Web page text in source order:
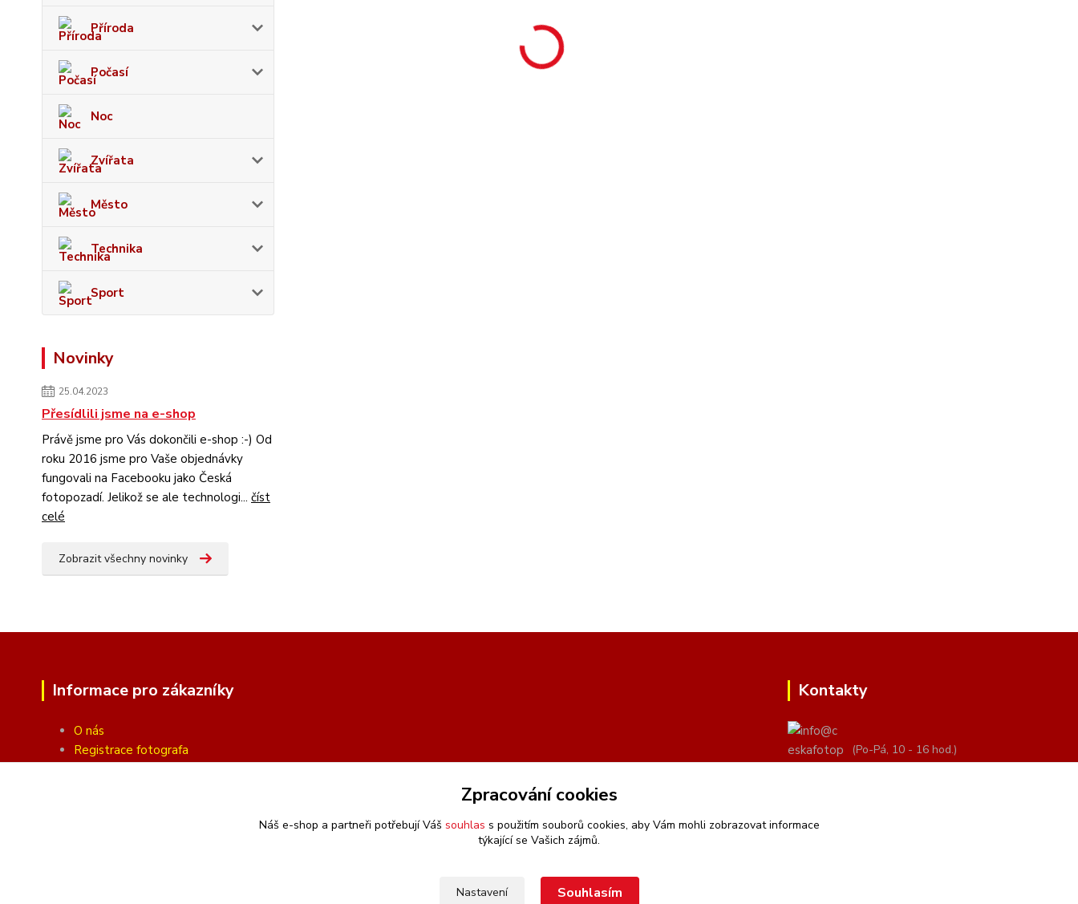
Příroda
Počasí
Noc
Zvířata
Město
Technika
Sport
Novinky
25.04.2023
Přesídlili jsme na e-shop
Právě jsme pro Vás dokončili e-shop :-) Od
roku 2016 jsme pro Vaše objednávky
fungovali na Facebooku jako Česká
fotopozadí. Jelikož se ale technologi... číst
celé
Zobrazit všechny novinky
Informace pro zákazníky
O nás
Registrace fotografa
Kontakty
(Po-Pá, 10 - 16 hod.)
Zpracování cookies
Náš e-shop a partneři potřebují Váš souhlas s použitím souborů cookies, aby Vám mohli zobrazovat informace
týkající se Vašich zájmů.
Nastavení Souhlasím